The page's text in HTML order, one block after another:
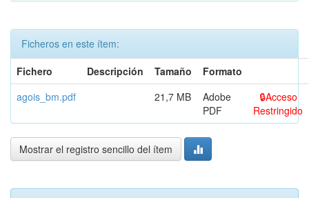
Ficheros en este ítem:
Fichero
Descripción Tamaño
Formato
agois_bm.pdf
21,7 MB
Adobe
PDF
Acceso
Restringido
Mostrar el registro sencillo del ítem